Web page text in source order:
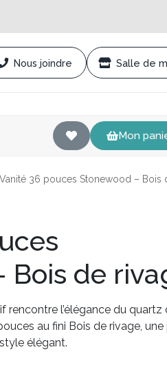
Nous joindre Salle de
Mon
Vanité 36 pouces Stonewood – Bois
Bois de
rencontre l’élégance du quartz
au fini Bois de rivage, une
élégant.